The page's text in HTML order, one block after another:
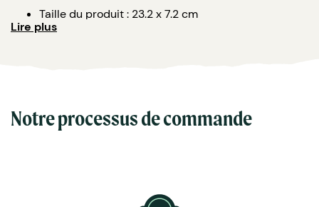
Taille du produit : 23.2 x 7.2 cm
Matières : acier inoxydable, silicone, et bambou.
alimentaire allemande, à la directive 2005/84/EC
de teneur en phtalate.
Lire plus
Notre processus de commande